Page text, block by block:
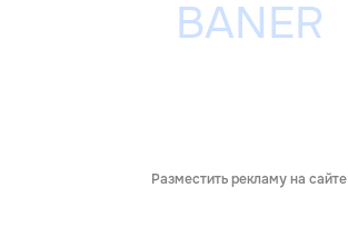
Разместить рекламу на сайте